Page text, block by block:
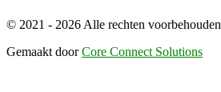
© 2021 - 2026 Alle rechten voorbehouden
Gemaakt doorCore Connect Solutions